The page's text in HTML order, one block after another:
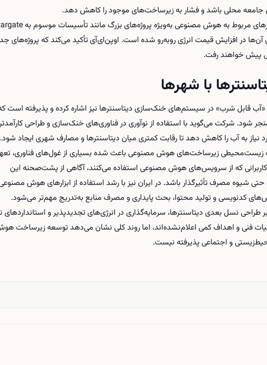
جامعه محلی باشد و فشار به زیرساخت‌های موجود را کاهش دهد.
در افزایش قیمت انرژی روبه‌رو شده است. اوپن‌ای‌آی تأکید می‌کند که پروژه‌های
پیش خواهند رفت.
با شهرها
قابل شرب» در سیستم‌های خنک‌سازی دیتاسنترها نیز اشاره کرده و پذیرفته است
شود. شرکت می‌گوید با استفاده از نوآوری در فناوری‌های خنک‌سازی و طراحی
به آب را کاهش دهد تا رقابت کمتری میان دیتاسنترها و مصارف شهری ایجاد شود.
زیرساخت‌های هوش مصنوعی باعث شده بسیاری از غول‌های فناوری،
کاربرانی که از سرویس‌های هوش مصنوعی استفاده می‌کنند، آگاهی از پشت‌صحنه این
شیوه مصرف تأثیرگذار باشد. در ایران نیز با رشد استفاده از ابزارهای هوش
کدنویسی و تولید محتوا، بحث پایداری و مصرف منابع به‌تدریج مهم‌تر می‌شود.
نسل بعدی دیتاسنترها، سرمایه‌گذاری در انرژی‌های تجدیدپذیر و استانداردهای
فنی و اهداف کمی اعلام‌نشده‌اند، اما روند کلی نشان می‌دهد توسعه زیرساخت
و اجتماعی پذیرفته نیست.